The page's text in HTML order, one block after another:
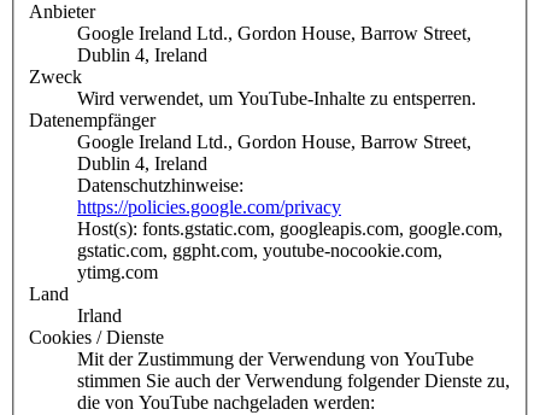
Anbieter
Google Ireland Ltd., Gordon House, Barrow Street,
Dublin 4, Ireland
Zweck
Wird verwendet, um YouTube-Inhalte zu entsperren.
Datenempfänger
Google Ireland Ltd., Gordon House, Barrow Street,
Dublin 4, Ireland
Datenschutzhinweise:
https://policies.google.com/privacy
Host(s): fonts.gstatic.com, googleapis.com, google.com,
gstatic.com, ggpht.com, youtube-nocookie.com,
ytimg.com
Land
Irland
Cookies / Dienste
Mit der Zustimmung der Verwendung von YouTube
stimmen Sie auch der Verwendung folgender Dienste zu,
die von YouTube nachgeladen werden: